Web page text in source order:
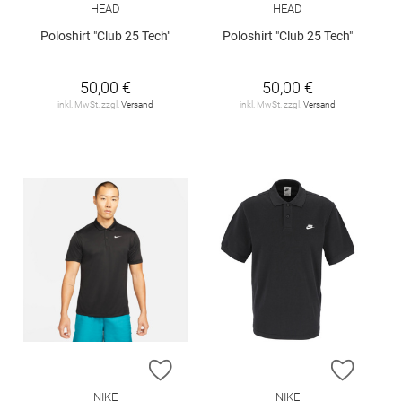
HEAD
Poloshirt "Club 25 Tech"
50,00 €
inkl. MwSt. zzgl.Versand
HEAD
Poloshirt "Club 25 Tech"
50,00 €
inkl. MwSt. zzgl.Versand
ZUR WUNSCHLISTE HINZUFÜGEN
NIKE
ZUR
NIKE